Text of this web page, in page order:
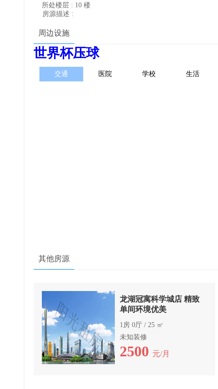
所处楼层 : 10 楼
房源描述 :
周边设施
其他房源
龙湖冠寓科学城店 精致
单间环境优美
1房 0厅 / 25 ㎡
未知装修
2500 元/月